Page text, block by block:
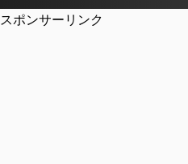
スポンサーリンク